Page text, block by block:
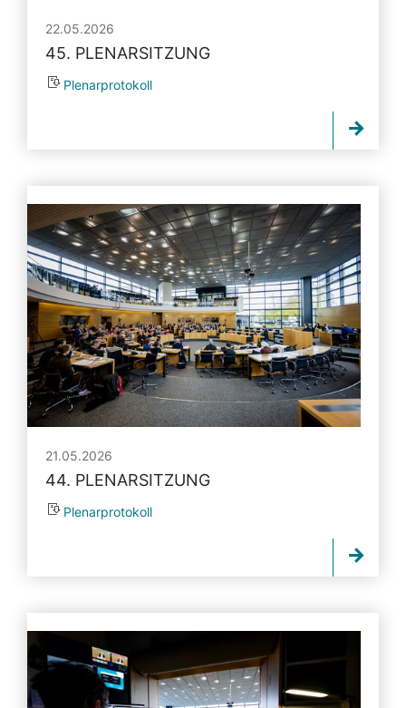
22.05.2026
45. PLENARSITZUNG
Plenarprotokoll
21.05.2026
44. PLENARSITZUNG
Plenarprotokoll